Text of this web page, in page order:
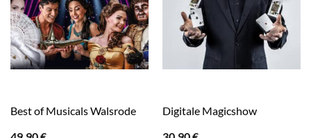
Best of Musicals Walsrode
Digitale Magicshow